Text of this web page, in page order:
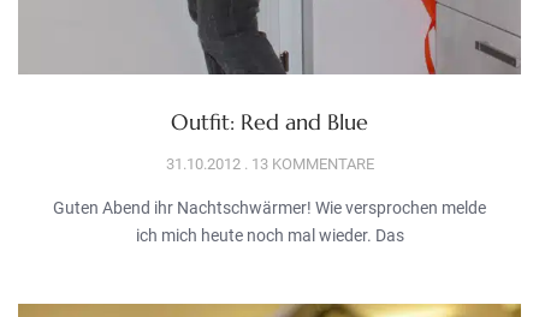
Outfit: Red and Blue
31.10.2012 13 KOMMENTARE
Guten Abend ihr Nachtschwärmer! Wie versprochen melde
ich mich heute noch mal wieder. Das